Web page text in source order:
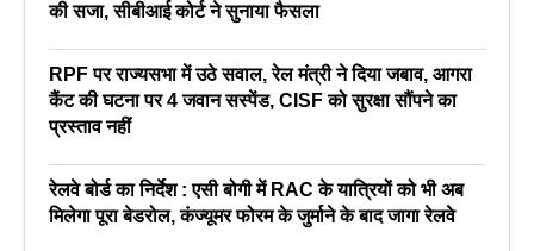
की सजा, सीबीआई कोर्ट ने सुनाया फैसला
RPF पर राज्यसभा में उठे सवाल, रेल मंत्री ने दिया जबाव, आगरा
कैंट की घटना पर 4 जवान सस्पेंड, CISF को सुरक्षा सौंपने का
प्रस्ताव नहीं
रेलवे बोर्ड का निर्देश : एसी बोगी में RAC के यात्रियों को भी अब
मिलेगा पूरा बेडरोल, कंज्यूमर फोरम के जुर्माने के बाद जागा रेलवे